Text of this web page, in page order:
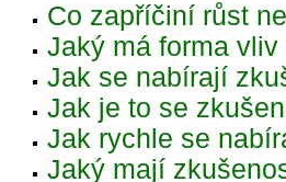
Co zapříčiní růst
Jaký má forma
Jak se nabírají
Jak je to se
Jak rychle se
Jaký mají